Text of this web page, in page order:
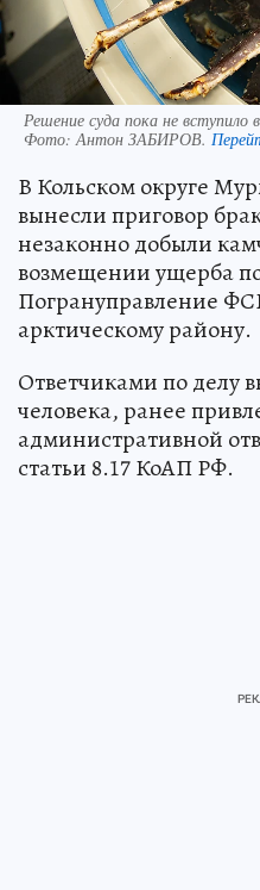
Решение суда пока не вступило
Фото:Антон ЗАБИРОВ.
В Кольском округе
вынесли приговор
незаконно добыли
возмещении ущерба
Погрануправление
арктическому району.
Ответчиками по делу
человека, ранее
административной
статьи 8.17 КоАП РФ.